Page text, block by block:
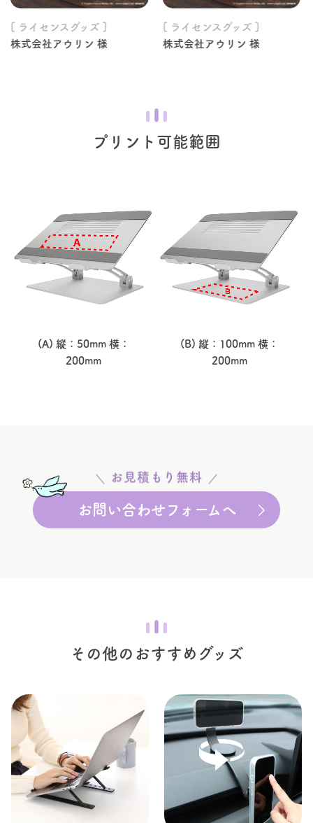
[ ライセンスグッズ ]
株式会社アウリン 様
[ ライセンスグッズ ]
株式会社アウリン 様
プリント可能範囲
(A) 縦：50mm 横：
200mm
(B) 縦：100mm 横：
200mm
お見積もり無料
お問い合わせフォームへ
その他のおすすめグッズ